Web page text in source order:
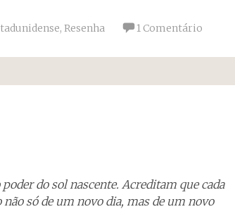
, Resenha 1 Comentário
do sol nascente. Acreditam que cada
só de um novo dia, mas de um novo